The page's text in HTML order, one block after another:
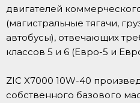
двигателей
(магистральные тягачи,
автобусы), отвечающих
классов 5 и 6 (Евро-5 и
ZIC X7000 10W-40
собственного базового